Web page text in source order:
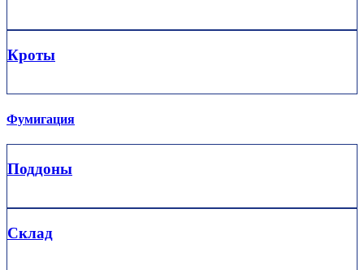
Кроты
Фумигация
Поддоны
Склад